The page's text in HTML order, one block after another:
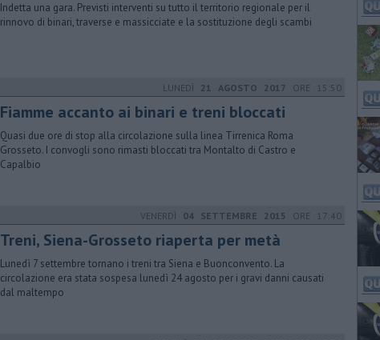
Indetta una gara. Previsti interventi su tutto il territorio regionale per il
rinnovo di binari, traverse e massicciate e la sostituzione degli scambi
LUNEDÌ 21 AGOSTO 2017 ORE 15:50
Fiamme accanto ai binari e treni bloccati
Quasi due ore di stop alla circolazione sulla linea Tirrenica Roma
Grosseto. I convogli sono rimasti bloccati tra Montalto di Castro e
Capalbio
VENERDÌ 04 SETTEMBRE 2015 ORE 17:40
Treni, Siena-Grosseto riaperta per metà
Lunedì 7 settembre tornano i treni tra Siena e Buonconvento. La
circolazione era stata sospesa lunedì 24 agosto per i gravi danni causati
dal maltempo